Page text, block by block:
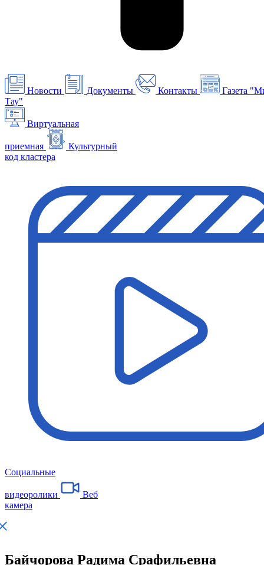
Новости Документы Контакты
Газета
Тау"
Виртуальная
приемная
Культурный
код кластера
Социальные
видеоролики
Веб
камера
Байчорова Радима Срафильевна